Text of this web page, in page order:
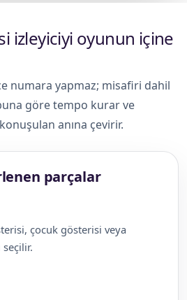
izleyiciyi oyunun içine
numara yapmaz; misafiri dahil
göre tempo kurar ve
anına çevirir.
parçalar
çocuk gösterisi veya